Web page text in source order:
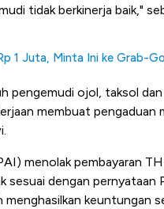
tidak berkinerja baik,"
1 Juta, Minta Ini ke Grab-
pengemudi ojol, taksol
membuat pengaduan
menolak pembayaran
dengan pernyataan
keuntungan